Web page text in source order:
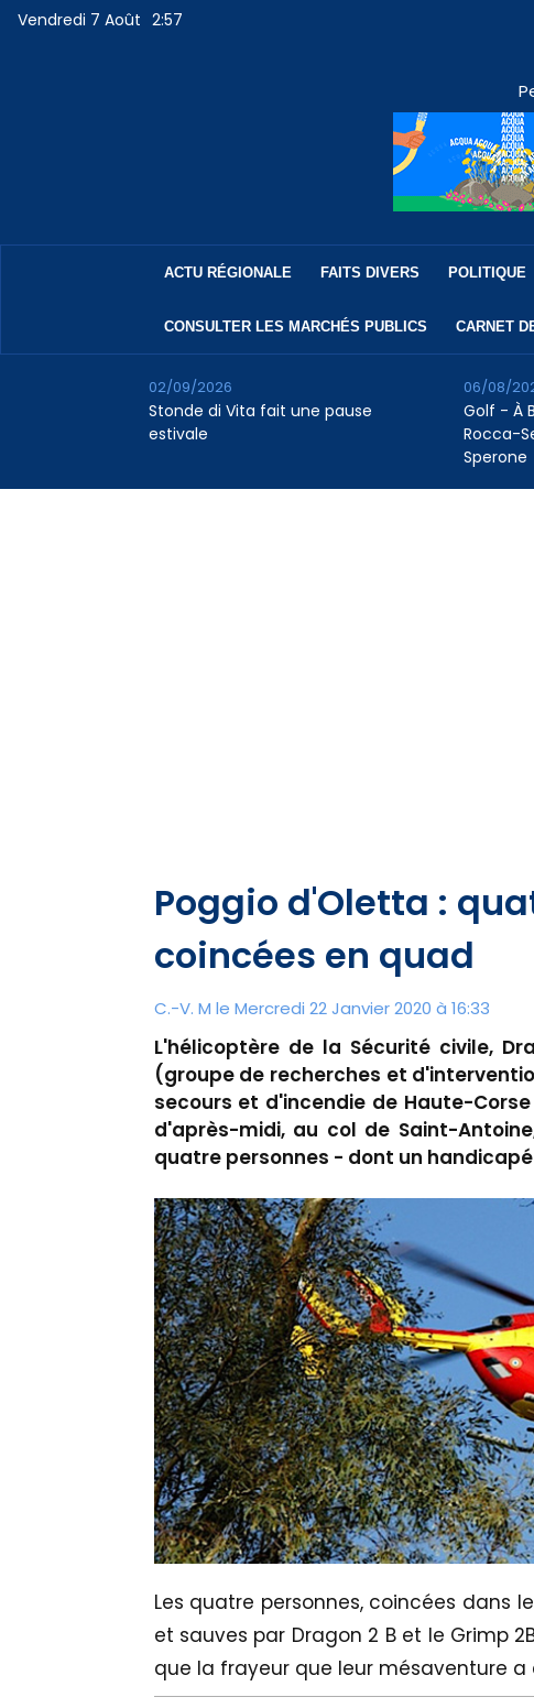
Vendredi 7 Août 2:57
ACTU RÉGIONALE FAITS DIVERS POLITIQUE
CONSULTER LES MARCHÉS PUBLICS CARNET
Stonde di Vita fait une pause
estivale
02/09/2026
Golf - À
Rocca-
Sperone
06/08/
Poggio d'Oletta :
coincées en quad
C.-V. M le Mercredi 22 Janvier 2020 à 16:33
L'hélicoptère de la Sécurité civile,
(groupe de recherches et
secours et d'incendie de Haute-
d'après-midi, au col de Saint-
quatre personnes - dont un
Les quatre personnes, coincées dans
et sauves par Dragon 2 B et le Grimp
que la frayeur que leur mésaventure a